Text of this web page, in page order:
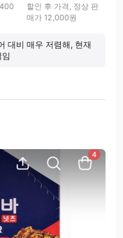
할인 후 가격, 정상 판
매가 12,000원
대비 매우 저렴해, 현재